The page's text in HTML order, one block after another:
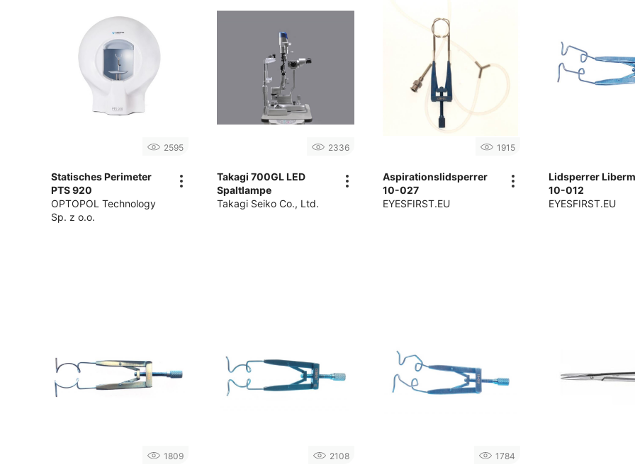
2595
Statisches Perimeter
PTS 920
OPTOPOL Technology
Sp. z o.o.
2336
Takagi 700GL LED
Spaltlampe
Takagi Seiko Co., Ltd.
1915
Aspirationslidsperrer
10-027
EYESFIRST.EU
Lidsperrer
10-012
EYESFIRST.EU
1809 2108 1784